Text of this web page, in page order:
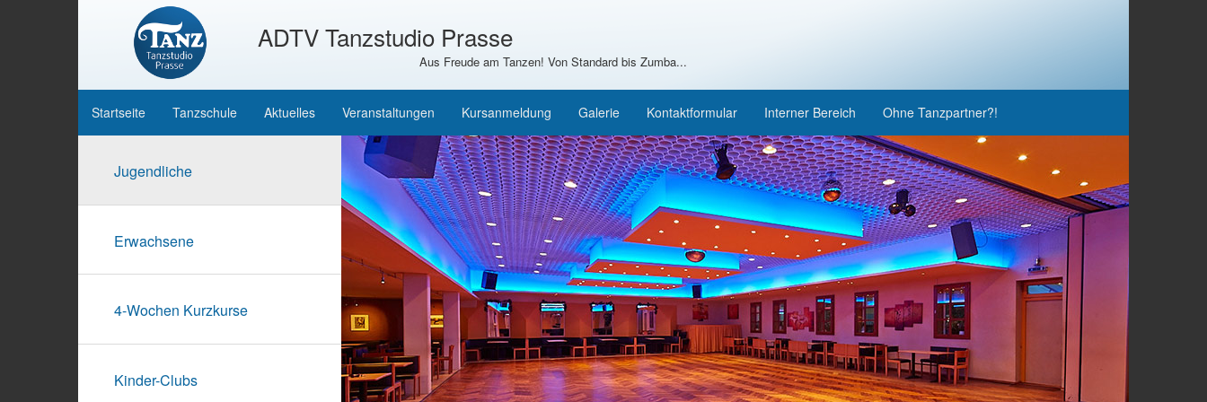
ADTV Tanzstudio Prasse
Aus Freude am Tanzen! Von Standard bis Zumba...
Startseite Tanzschule Aktuelles Veranstaltungen Kursanmeldung Galerie Kontaktformular Interner Bereich Ohne Tanzpartner?!
Jugendliche
Erwachsene
4-Wochen Kurzkurse
Kinder-Clubs